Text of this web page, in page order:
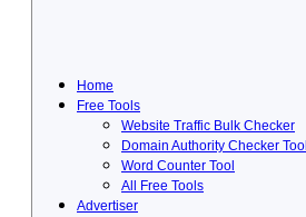
Home
Free Tools
Website Traffic Bulk Checker
Domain Authority Checker Tool
Word Counter Tool
All Free Tools
Advertiser